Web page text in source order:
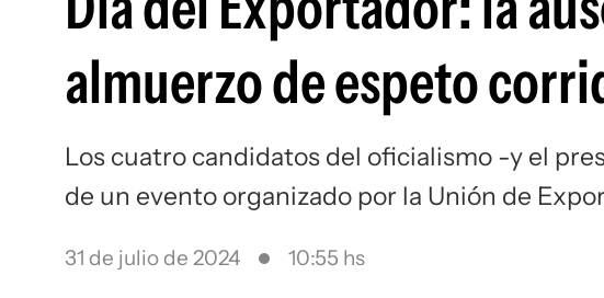
almuerzo de espeto
Los cuatro candidatos del oficialismo -y el
de un evento organizado por la Unión de
31 de julio de 2024 10:55 hs